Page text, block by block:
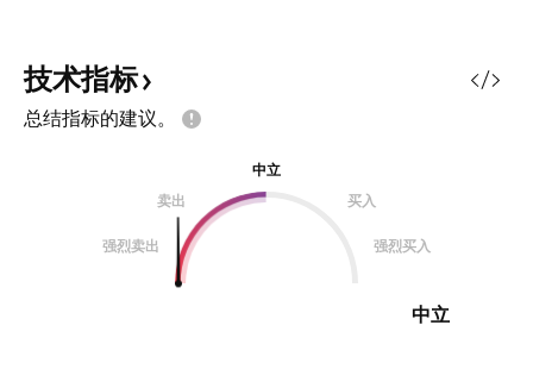
技术指标
总结指标的建议。
中立
卖出
买入
强烈卖出 强烈买入
中立